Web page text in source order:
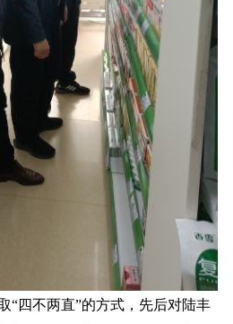
四不两直”的方式，先后对陆丰